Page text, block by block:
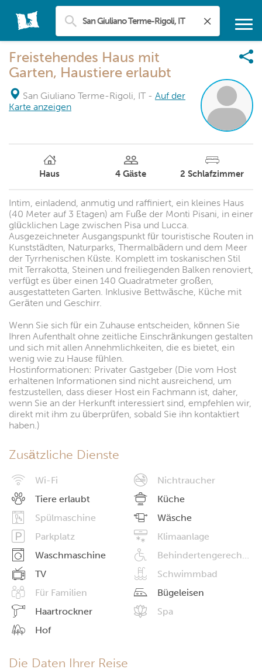
Freistehendes Haus mit
Garten, Haustiere erlaubt
San Giuliano Terme-Rigoli, IT - Auf der
Karte anzeigen
Haus 4 Gäste 2 Schlafzimmer
Intim, einladend, anmutig und raffiniert, ein kleines Haus
(40 Meter auf 3 Etagen) am Fuße der Monti Pisani, in einer
glücklichen Lage zwischen Pisa und Lucca.
Ausgezeichneter Ausgangspunkt für touristische Routen in
Kunststädten, Naturparks, Thermalbädern und dem Meer
der Tyrrhenischen Küste. Komplett im toskanischen Stil
mit Terrakotta, Steinen und freiliegenden Balken renoviert,
verfügt es über einen 140 Quadratmeter großen,
ausgestatteten Garten. Inklusive Bettwäsche, Küche mit
Geräten und Geschirr.
Wenn Sie sich für ein Zuhause entscheiden, können Sie
Ihren Aufenthalt ohne zeitliche Einschränkungen gestalten
und sich mit allen Annehmlichkeiten, die es bietet, ein
wenig wie zu Hause fühlen.
Hostinformationen: Privater Gastgeber (Die vom Host
erhaltenen Informationen sind nicht ausreichend, um
festzustellen, dass dieser Host ein Fachmann ist, daher,
wenn Sie an der Herkunft interessiert sind, empfehlen wir,
direkt mit ihm zu überprüfen, sobald Sie ihn kontaktiert
haben.)
Zusätzliche Dienste
Wi-Fi
Nichtraucher
Tiere erlaubt
Küche
Spülmaschine
Wäsche
Parkplatz
Klimaanlage
Waschmaschine
Behindertengerechte Einrichtungen
TV
Schwimmbad
Für Familien
Bügeleisen
Haartrockner
Spa
Hof
Die Daten Ihrer Reise